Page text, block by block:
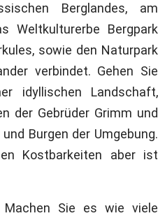
Berglandes, am
Weltkulturerbe Bergpark
sowie den Naturpark
verbindet. Gehen Sie
idyllischen Landschaft,
der Gebrüder Grimm und
Burgen der Umgebung.
Kostbarkeiten aber ist
Sie es wie viele